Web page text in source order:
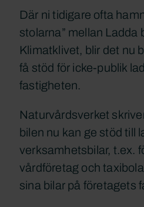
Där ni tidigare ofta
stolarna” mellan Ladda
Klimatklivet, blir det nu
få stöd för icke-publik
fastigheten.
Naturvårdsverket
bilen nu kan ge stöd till
verksamhetsbilar, t.ex.
vårdföretag och
sina bilar på företagets